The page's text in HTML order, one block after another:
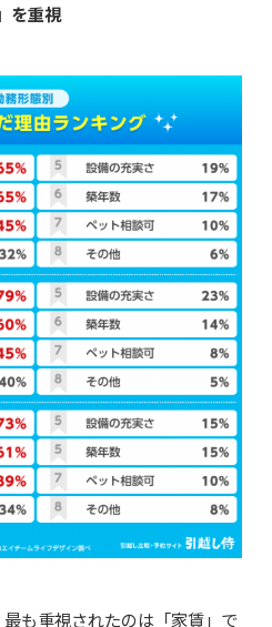
を重視
最も重視されたのは「家賃」で